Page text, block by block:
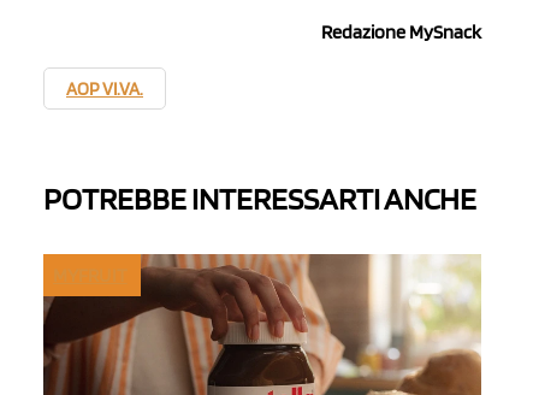
Redazione MySnack
AOP VI.VA.
POTREBBE INTERESSARTI ANCHE